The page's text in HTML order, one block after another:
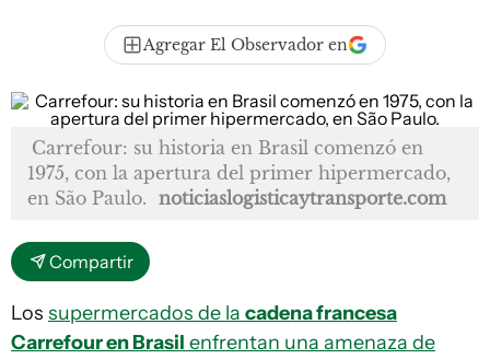
Agregar El Observador en
Carrefour: su historia en Brasil comenzó en
1975, con la apertura del primer hipermercado,
en São Paulo. noticiaslogisticaytransporte.com
Compartir
Los supermercados de la cadena francesa
Carrefour en Brasil enfrentan una amenaza de